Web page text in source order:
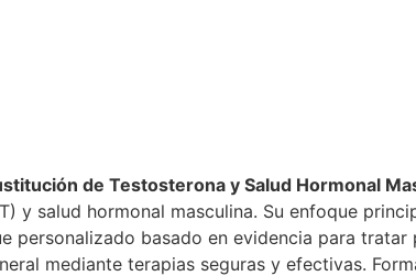
de Testosterona y Salud Hormonal
y salud hormonal masculina. Su enfoque
personalizado basado en evidencia para
mediante terapias seguras y efectivas.